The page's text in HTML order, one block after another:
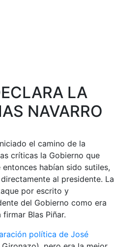
LA
NAVARRO
el camino de la
críticas la Gobierno que
habían sido sutiles,
al presidente. La
por escrito y
del Gobierno como era
Blas Piñar.
política de José